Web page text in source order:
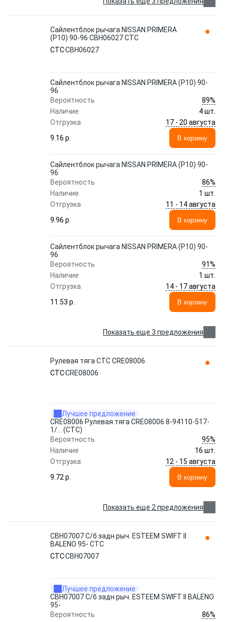
Сайлентблок рычага NISSAN PRIMERA
(P10) 90-96 CBH06027 CTC
CTCCBH06027
Сайлентблок рычага NISSAN PRIMERA (P10) 90-
96
Вероятность
89%
Наличие
4 шт.
Отгрузка
17 - 20 августа
9.16 p.
В корзину
Сайлентблок рычага NISSAN PRIMERA (P10) 90-
96
Вероятность
86%
Наличие
1 шт.
Отгрузка
11 - 14 августа
9.96 p.
В корзину
Сайлентблок рычага NISSAN PRIMERA (P10) 90-
96
Вероятность
91%
Наличие
1 шт.
Отгрузка
14 - 17 августа
11.53 p.
В корзину
Показать еще 3 предложения
Рулевая тяга CTC CRE08006
CTCCRE08006
Лучшее предложение
CRE08006 Рулевая тяга CRE08006 8-94110-517-
1/... (CTC)
Вероятность
95%
Наличие
16 шт.
Отгрузка
12 - 15 августа
9.72 p.
В корзину
Показать еще 2 предложения
CBH07007 С/б задн рыч. ESTEEM SWIFT II
BALENO 95- CTC
CTCCBH07007
Лучшее предложение
CBH07007 С/б задн рыч. ESTEEM SWIFT II BALENO
95-
Вероятность
86%